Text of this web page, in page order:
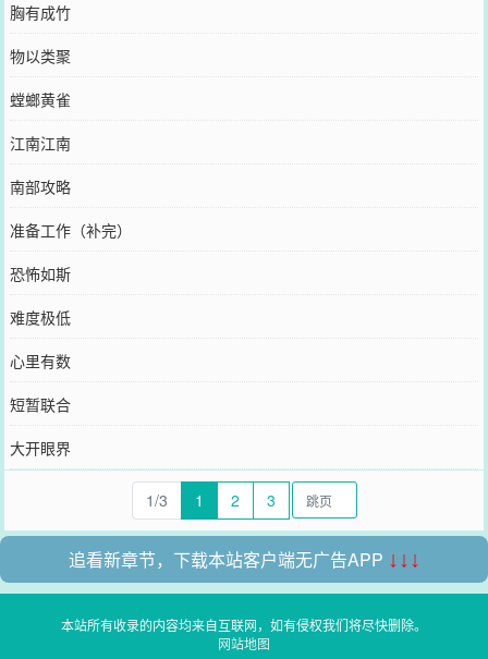
胸有成竹
物以类聚
螳螂黄雀
江南江南
南部攻略
准备工作（补完）
恐怖如斯
难度极低
心里有数
短暂联合
大开眼界
1/3 1 2 3
追看新章节，下载本站客户端无广告APP ↓↓↓
本站所有收录的内容均来自互联网，如有侵权我们将尽快删除。
网站地图